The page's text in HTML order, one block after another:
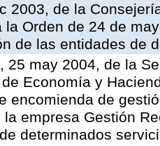
2003, de la
la Orden de 24 de
de las entidades de
25 may 2004, de la
Economía y
encomienda de
la empresa Gestión
determinados